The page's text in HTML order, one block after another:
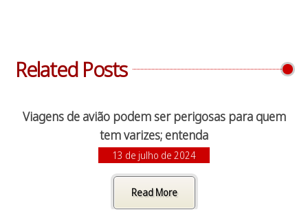
Related Posts
Viagens de avião podem ser perigosas para quem
tem varizes; entenda
13 de julho de 2024
Read More